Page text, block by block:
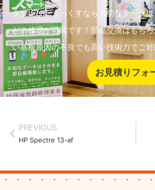
タブレットまっくすなら大切なデータ
どの修理が可能です！部品交換はもち
い基板原因の不良でも高い技術力でご
お見積りフォ
PREVIOUS
HP Spectre 13-af